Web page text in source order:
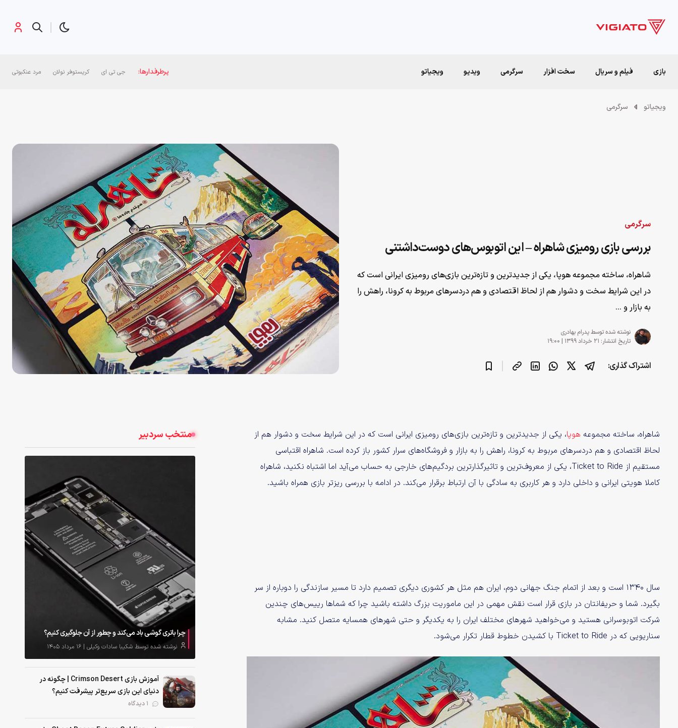
بازی فیلم و سریال سخت افزار سرگرمی ویدیو ویجیاتو پرطرفدارها: جی تی ای کریستوفر نولان مرد عنکبوتی
ویجیاتو سرگرمی
سرگرمی
بررسی بازی رومیزی شاهراه – این اتوبوس‌های دوست‌داشتنی
شاهراه، ساخته مجموعه هوپا، یکی از جدیدترین و تازه‌ترین بازی‌های رومیزی ایرانی است که
در این شرایط سخت و دشوار هم از لحاظ اقتصادی و هم دردسرهای مربوط به کرونا، راهش را
به بازار و ...
نوشته شده توسطپدرام بهادری
تاریخ انتشار: ۲۱ خرداد ۱۳۹۹ | ۱۹:۰۰
اشتراک گذاری:
منتخب سردبیر
چرا باتری گوشی باد می‌کند و چطور از آن جلوگیری کنیم؟
نوشته شده توسط شکیبا سادات وکیلی | ۱۶ مرداد ۱۴۰۵
آموزش بازی Crimson Desert | چگونه در
دنیای این بازی سریع‌تر پیشرفت کنیم؟
شاهراه، ساخته مجموعه هوپا، یکی از جدیدترین و تازه‌ترین بازی‌های رومیزی ایرانی است که در این شرایط سخت و دشوار هم از
لحاظ اقتصادی و هم دردسرهای مربوط به کرونا، راهش را به بازار و فروشگاه‌های سرار کشور باز کرده است. شاهراه اقتباسی
مستقیم از ‌Ticket to Ride، یکی از معروف‌ترین و تاثیرگذارترین بردگیم‌های خارجی به حساب می‌آید اما اشتباه نکنید، شاهراه
کاملا هویتی ایرانی و داخلی دارد و هر کاربری به سادگی با آن ارتباط برقرار می‌کند. در ادامه با بررسی ریزتر بازی همراه باشید.
سال ۱۳۴۰ است و بعد از اتمام جنگ جهانی دوم، ایران هم مثل هر کشوری دیگری تصمیم دارد تا مسیر سازندگی را دوباره از سر
بگیرد. شما و حریفانتان در بازی قرار است نقش مهمی در این ماموریت بزرگ داشته باشید چرا که شماها رییس‌های چندین
شرکت اتوبوسرانی هستید و می‌خواهید شهرهای مختلف ایران را به یکدیگر و حتی شهرهای همسایه متصل کنید. مشابه
سناریویی که در Ticket to Ride با کشیدن خطوط قطار تکرار می‌شود.